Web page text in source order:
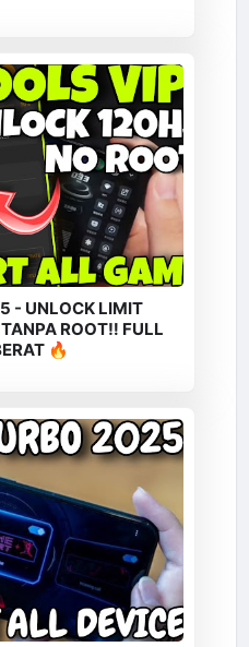
- UNLOCK LIMIT
ROOT‼️ FULL
🔥